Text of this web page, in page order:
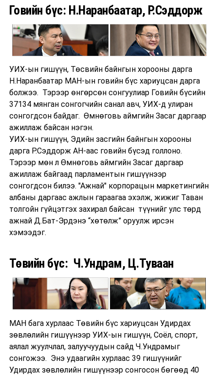
Говийн бүс: Н.Наранбаатар, Р.Сэддорж
УИХ-ын гишүүн, Төсвийн байнгын хорооны дарга
Н.Наранбаатар МАН-ын говийн бүс хариуцсан дарга
болжээ. Тэрээр өнгөрсөн сонгуулиар Говийн бүсийн
37134 мянган сонгогчийн санал авч, УИХ-д улиран
сонгогдсон байдаг. Өмнөговь аймгийн Засаг даргаар
ажиллаж байсан нэгэн.
УИХ-ын гишүүн, Эдийн засгийн байнгын хорооны
дарга Р.Сэддорж АН-аас говийн бүсэд голлоно.
Тэрээр мөн л Өмнөговь аймгийн Засаг даргаар
ажиллаж байгаад парламентын гишүүнээр
сонгогдсон билээ. "Ажнай" корпорацын маркетингийн
албаны даргаас ажлын гараагаа эхэлж, жижиг Таван
толгойн гүйцэтгэх захирал байсан түүнийг улс төрд
ажнай Д.Бат-Эрдэнэ “хөтөлж” оруулж ирсэн
хэмээдэг.
Төвийн бүс: Ч.Ундрам, Ц.Туваан
МАН бага хурлаас Төвийн бүс хариуцсан Удирдах
зөвлөлийн гишүүнээр УИХ-ын гишүүн, Соёл, спорт,
аялал жуулчлал, залуучуудын сайд Ч.Ундрамыг
сонгожээ. Энэ удаагийн хурлаас 39 гишүүнийг
Удирдах зөвлөлийн гишүүнээр сонгосон бөгөөд 40